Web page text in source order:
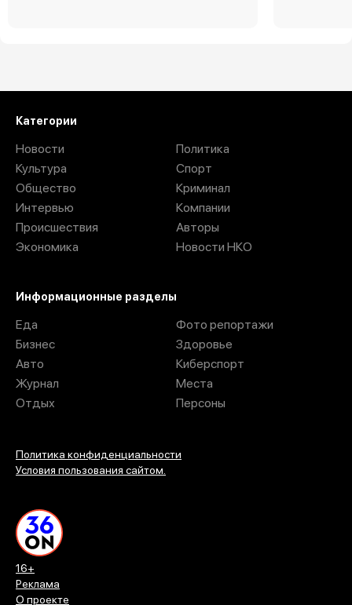
16+
Реклама
О проекте
Категории
Новости
Культура
Общество
Интервью
Происшествия
Экономика
Политика
Спорт
Криминал
Компании
Авторы
Новости НКО
Информационные разделы
Еда
Бизнес
Авто
Журнал
Отдых
Фото репортажи
Здоровье
Киберспорт
Места
Персоны
Политика конфиденциальности
Условия пользования сайтом.